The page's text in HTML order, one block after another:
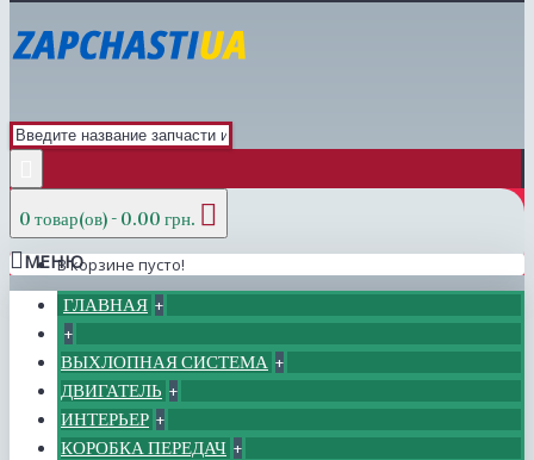
0 товар(ов) - 0.00 грн.
В корзине пусто!
МЕНЮ
ГЛАВНАЯ +
+
ВЫХЛОПНАЯ СИСТЕМА +
ДВИГАТЕЛЬ +
ИНТЕРЬЕР +
КОРОБКА ПЕРЕДАЧ +